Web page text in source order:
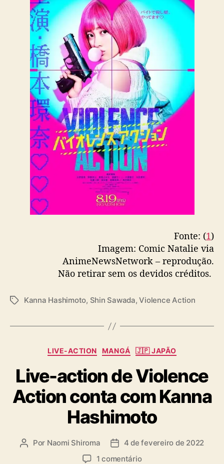
Fonte: (1)
Imagem: Comic Natalie via
AnimeNewsNetwork – reprodução.
Não retirar sem os devidos créditos.
T
Kanna Hashimoto, Shin Sawada,Violence Action
C
t
e
g
o
r
i
a
s
LIVE-ACTION MANGÁ 🇯🇵 JAPÃO
Live-action de Violence
Action conta com Kanna
Hashimoto
A Por Naomi Shiroma
D 4 de fevereiro de 2022
1 comentárioe